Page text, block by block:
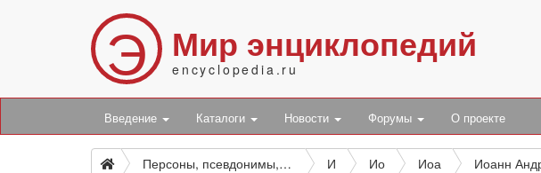
Э Мир энциклопедий
encyclopedia.ru
Введение Каталоги Новости Форумы О проекте
Персоны, псевдонимы, персонажи и боты И Ио Иоа